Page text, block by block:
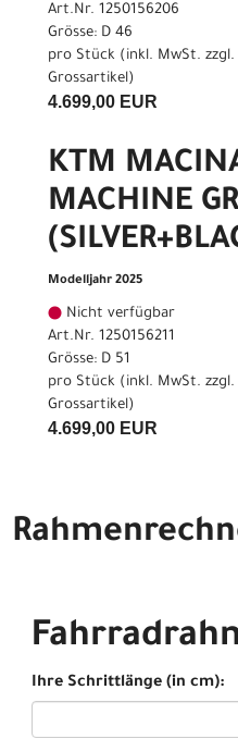
Art.Nr. 1250156206
Grösse: D 46
pro Stück (inkl. MwSt. zzgl.
Grossartikel)
4.699,00 EUR
KTM
MACHINE
Modelljahr 2025
Nicht verfügbar
Art.Nr. 1250156211
Grösse: D 51
pro Stück (inkl. MwSt. zzgl.
Grossartikel)
4.699,00 EUR
Ihre Schrittlänge (in cm):